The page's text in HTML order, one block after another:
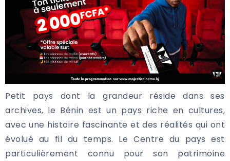
Petit pays dont la grandeur réside dans ses
archives, le Bénin est un pays riche en cultures,
avec une histoire fascinante et des réalités qui ont
évolué au fil du temps. Le Centre du pays est
particulièrement connu pour son patrimoine